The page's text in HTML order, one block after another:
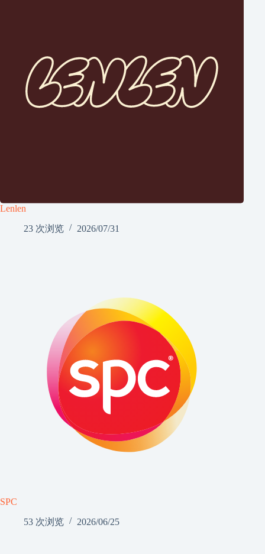
Lenlen
23 次浏览
2026/07/31
SPC
53 次浏览
2026/06/25